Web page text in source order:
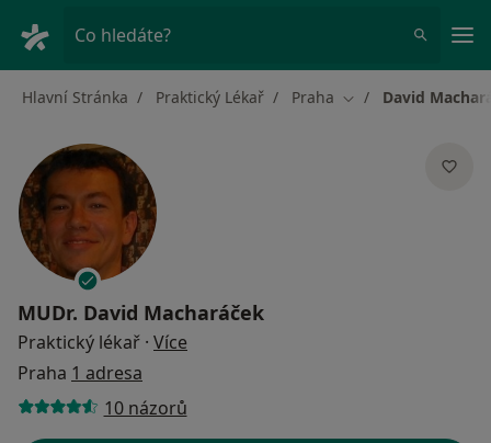
Co hledáte?
Hlavní Stránka Praktický Lékař Praha Změna města
David
MUDr. David Macharáček
Praktický lékař · Více
Praha 1 adresa
10 názorů